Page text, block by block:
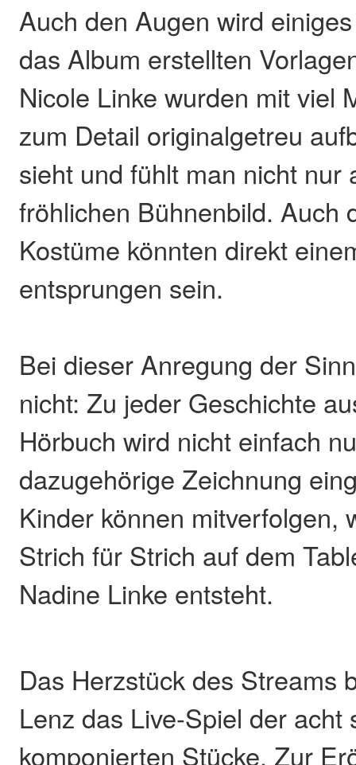
Auch den Augen wird
das Album erstellten
Nicole Linke wurden mit viel
zum Detail originalgetreu
sieht und fühlt man nicht nur
fröhlichen Bühnenbild. Auch
Kostüme könnten direkt
entsprungen sein.
Bei dieser Anregung der
nicht: Zu jeder Geschichte
Hörbuch wird nicht einfach
dazugehörige Zeichnung
Kinder können mitverfolgen,
Strich für Strich auf dem
Nadine Linke entsteht.
Das Herzstück des Streams
Lenz das Live-Spiel der acht
komponierten Stücke. Zur